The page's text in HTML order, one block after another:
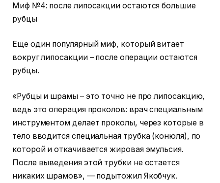
Миф №4: после липосакции остаются большие
рубцы
Еще один популярный миф, который витает
вокруг липосакции – после операции остаются
рубцы.
«Рубцы и шрамы – это точно не про липосакцию,
ведь это операция проколов: врач специальным
инструментом делает проколы, через которые в
тело вводится специальная трубка (конюля), по
которой и откачивается жировая эмульсия.
После выведения этой трубки не остается
никаких шрамов», — подытожил Якобчук.